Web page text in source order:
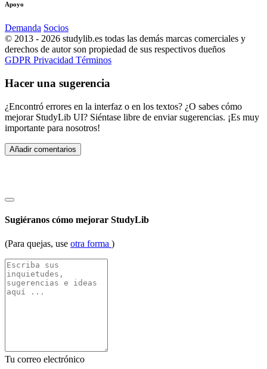
Apoyo
Demanda Socios
© 2013 - 2026 studylib.es todas las demás marcas comerciales y
derechos de autor son propiedad de sus respectivos dueños
GDPR Privacidad Términos
Hacer una sugerencia
¿Encontró errores en la interfaz o en los textos? ¿O sabes cómo
mejorar StudyLib UI? Siéntase libre de enviar sugerencias. ¡Es muy
importante para nosotros!
Añadir comentarios
Sugiéranos cómo mejorar StudyLib
(Para quejas, use otra forma )
Tu correo electrónico